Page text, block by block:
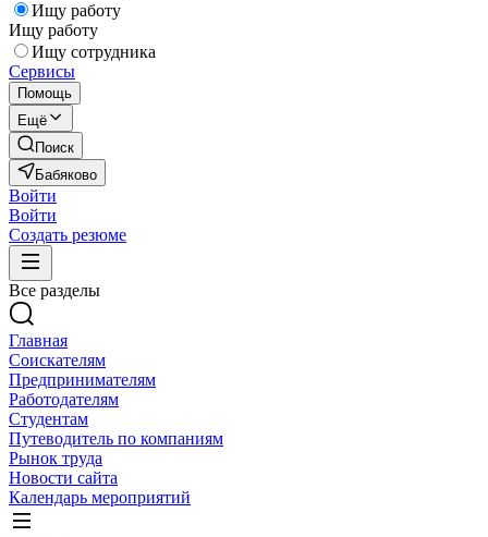
Ищу работу
Ищу работу
Ищу сотрудника
Сервисы
Помощь
Ещё
Поиск
Бабяково
Войти
Войти
Создать резюме
Все разделы
Главная
Соискателям
Предпринимателям
Работодателям
Студентам
Путеводитель по компаниям
Рынок труда
Новости сайта
Календарь мероприятий